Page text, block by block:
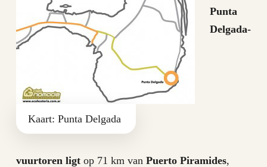
Kaart: Punta Delgada
Punta
Delgada-
vuurtoren ligtop 71 km van Puerto Piramides,